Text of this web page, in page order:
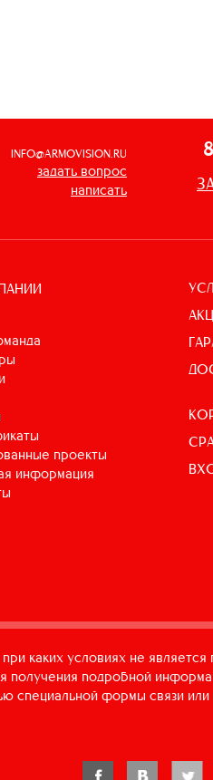
INFO@ARMOVISION.RU
задать вопрос
написать
проекты
информация
каких условиях не является
получения подробной
специальной формы связи